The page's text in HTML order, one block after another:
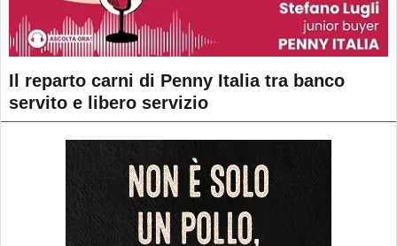
Il reparto carni di Penny Italia tra banco
servito e libero servizio